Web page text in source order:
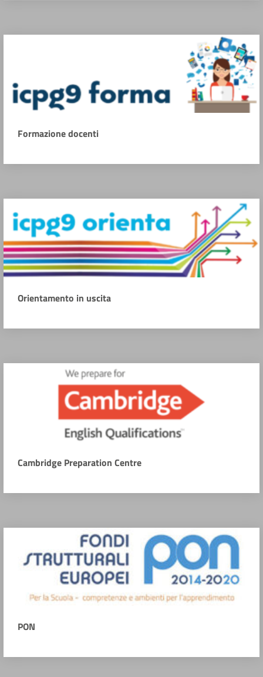
Formazione docenti
Orientamento in uscita
Cambridge Preparation Centre
PON